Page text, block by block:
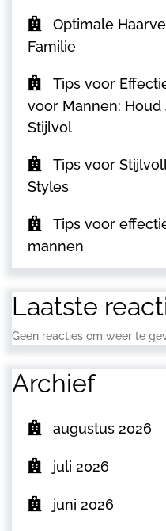
Optimale
Familie
Tips voor
voor Mannen: Houd
Stijlvol
Tips voor
Styles
Tips voor
mannen
Laatste
Geen reacties om weer te
Archief
augustus 2026
juli 2026
juni 2026